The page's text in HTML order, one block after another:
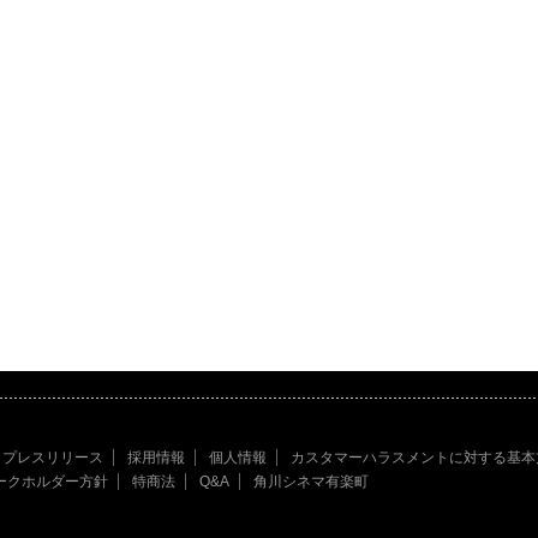
プレスリリース 採用情報 個人情報
カスタマーハラスメントに対する基
クホルダー方針
特商法 Q&A 角川シネマ有楽町